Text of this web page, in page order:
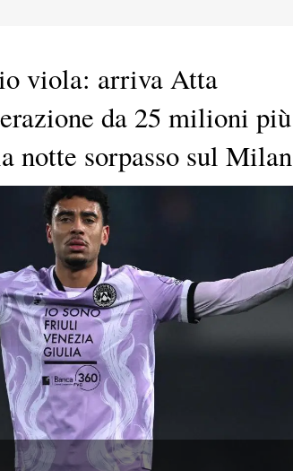
viola: arriva Atta
da 25 milioni più
notte sorpasso sul Milan